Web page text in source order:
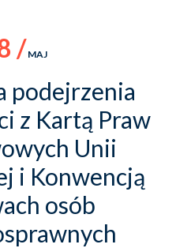
/ MAJ
podejrzenia
z Kartą Praw
Unii
i Konwencją
osób